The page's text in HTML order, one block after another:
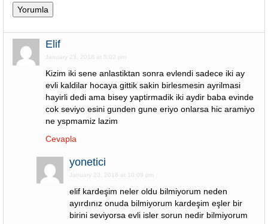
Elif
January 23, 2018 at 5:02 pm
Kizim iki sene anlastiktan sonra evlendi sadece iki ay
evli kaldilar hocaya gittik sakin birlesmesin ayrilmasi
hayirli dedi ama bisey yaptirmadik iki aydir baba evinde
cok seviyo esini gunden gune eriyo onlarsa hic aramiyo
ne yspmamiz lazim
Cevapla
yonetici
January 23, 2018 at 10:09 pm
elif kardeşim neler oldu bilmiyorum neden
ayırdınız onuda bilmiyorum kardeşim eşler bir
birini seviyorsa evli isler sorun nedir bilmiyorum